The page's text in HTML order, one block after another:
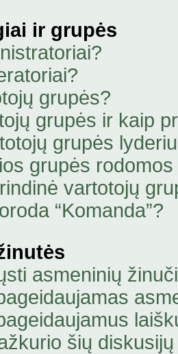
ir grupės
grupės?
grupės ir kaip
grupės
grupės
vartotojų
“Komanda”?
asmeninių
šių